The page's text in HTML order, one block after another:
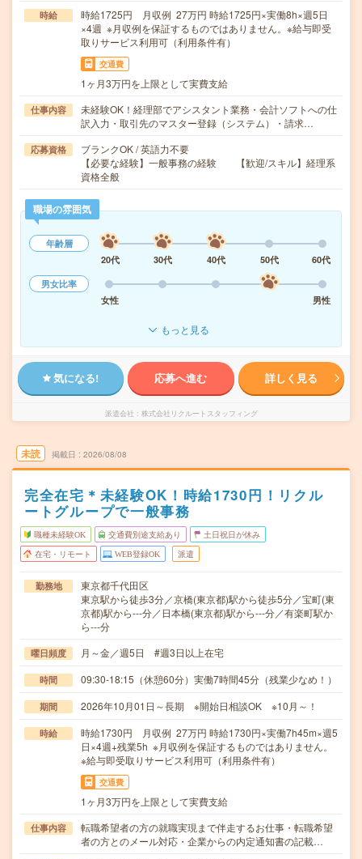
時給
時給1725円 月収例 27万円 時給1725円×実働8h×週5日
×4週 ※月収例を保証するものではありません。※給与即受
取りサービス利用可（利用条件有）
交通費
1ヶ月3万円を上限として実費支給
仕事内容
未経験OK！経理部でアシスタント業務・会計ソフトへの仕
訳入力・取引先のマスター登録（システム）・請求…
応募資格
ブランクOK / 英語力不要
【必要な経験】一般事務の経験 【歓迎/スキル】経理系
資格全般
職場の雰囲気
年齢層
20代
30代 40代 50代
60代
男女比率
女性
男性
もっと見る
気になる! 応募へ進む 詳しく見る
派遣会社 株式会社リクルートスタッフィング
未読 掲載日 2026/08/08
完全在宅＊未経験OK！時給1730円！リクル
ートグループで一般事務
職種未経験OK 交通費別途支給あり 土日祝日が休み
在宅・リモート WEB登録OK 派遣
勤務地
東京都千代田区
東京駅から徒歩3分／京橋(東京都)駅から徒歩5分／宝町(東
京都)駅から---分／日本橋(東京都)駅から---分／有楽町駅か
ら---分
曜日頻度 月～金／週5日 #週3日以上在宅
時間 09:30-18:15（休憩60分）実働7時間45分（残業少なめ！）
期間 2026年10月01日～長期 ※開始日相談OK ※10月～！
時給
時給1730円 月収例 27万円 時給1730円×実働7h45m×週5
日×4週+残業5h ※月収例を保証するものではありません。
※給与即受取りサービス利用可（利用条件有）
交通費
1ヶ月3万円を上限として実費支給
仕事内容
転職希望者の方の就職実現まで伴走するお仕事・転職希望
者の方とのメール対応・企業からの内定通知書の記載…